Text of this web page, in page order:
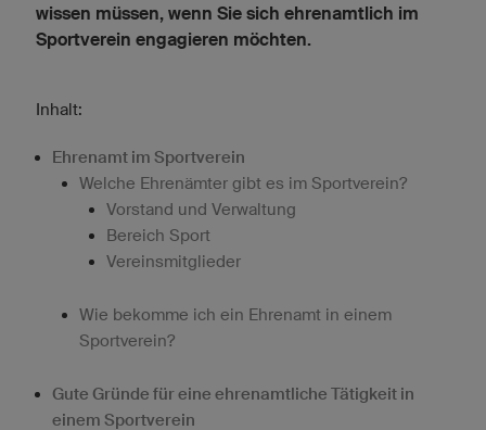
wissen müssen, wenn Sie sich ehrenamtlich im
Sportverein engagieren möchten.
Inhalt:
Ehrenamt im Sportverein
Welche Ehrenämter gibt es im Sportverein?
Vorstand und Verwaltung
Bereich Sport
Vereinsmitglieder
Wie bekomme ich ein Ehrenamt in einem
Sportverein?
Gute Gründe für eine ehrenamtliche Tätigkeit in
einem Sportverein